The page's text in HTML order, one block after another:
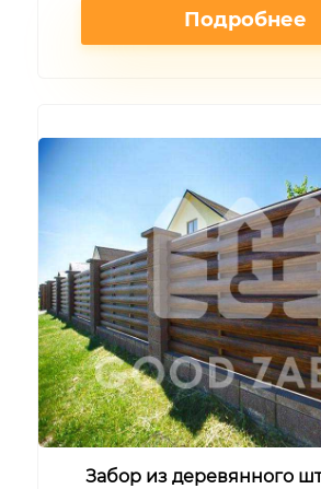
Подробнее
Забор из деревянного